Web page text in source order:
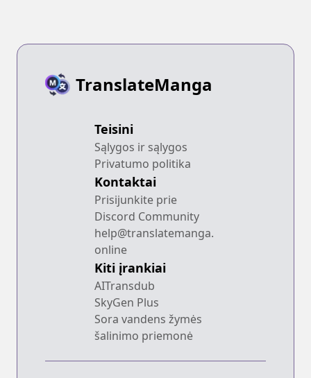
TranslateManga
Teisini
Sąlygos ir sąlygos
Privatumo politika
Kontaktai
Prisijunkite prie
Discord Community
help@translatemanga.
online
Kiti įrankiai
AITransdub
SkyGen Plus
Sora vandens žymės
šalinimo priemonė